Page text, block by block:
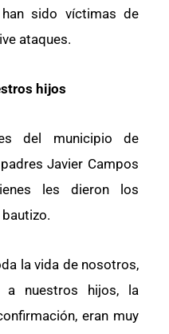
sido víctimas de
ataques.
hijos
del municipio de
Javier Campos
les dieron los
la vida de nosotros,
a nuestros hijos, la
eran muy